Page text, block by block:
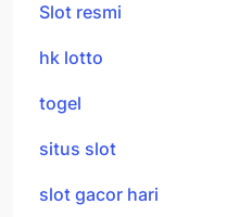
Slot resmi
hk lotto
togel
situs slot
slot gacor hari